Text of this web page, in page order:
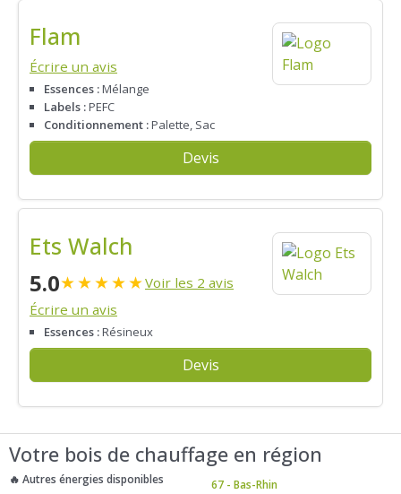
Flam
Écrire un avis
Essences :Mélange
Labels :PEFC
Conditionnement :Palette, Sac
Devis
Ets Walch
5.0★★★★★Voir les 2 avis
Écrire un avis
Essences :Résineux
Devis
Votre bois de chauffage en région
🔥 Autres énergies disponibles
67 - Bas-Rhin